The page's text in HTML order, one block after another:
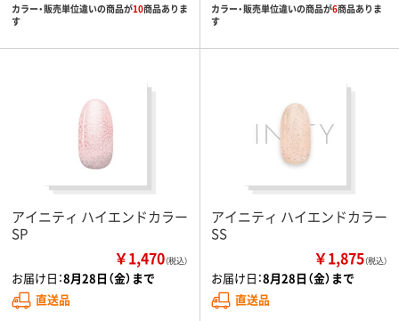
カラー・販売単位違いの商品が10商品ありま
す
カラー・販売単位違いの商品が6商品ありま
す
アイニティ ハイエンドカラー
SP
￥1,470（税込）
お届け日：8月28日（金）まで
直送品
アイニティ ハイエンドカラー
SS
￥1,875（税込）
お届け日：8月28日（金）まで
直送品